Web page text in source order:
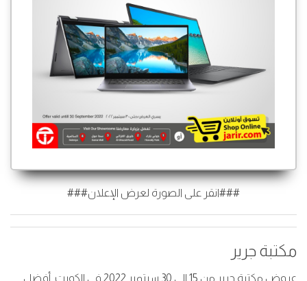
###انقر على الصورة لعرض الإعلان###
مكتبة جرير
عروض مكتبة جرير من 15 إلى 30 سبتمبر 2022 في الكويت. أفضل